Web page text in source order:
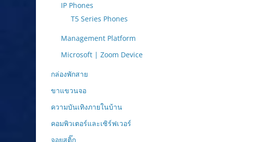
IP Phones
T5 Series Phones
Management Platform
Microsoft | Zoom Device
กล่องพักสาย
ขาแขวนจอ
ความบันเทิงภายในบ้าน
คอมพิวเตอร์และเซิร์ฟเวอร์
จอยสติ๊ก